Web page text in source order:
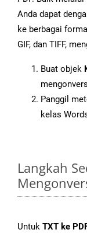
Anda dapat
ke berbagai
GIF, dan TIFF,
Buat objek
Panggil
kelas
Langkah
Untuk TXT ke